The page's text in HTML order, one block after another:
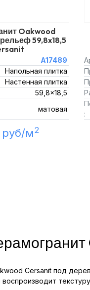
Oakwood
59,8x18,5
A17489
Напольная плитка
Настенная плитка
59,8x18,5
матовая
руб/м2
:
Cersanit под
воспроизводит